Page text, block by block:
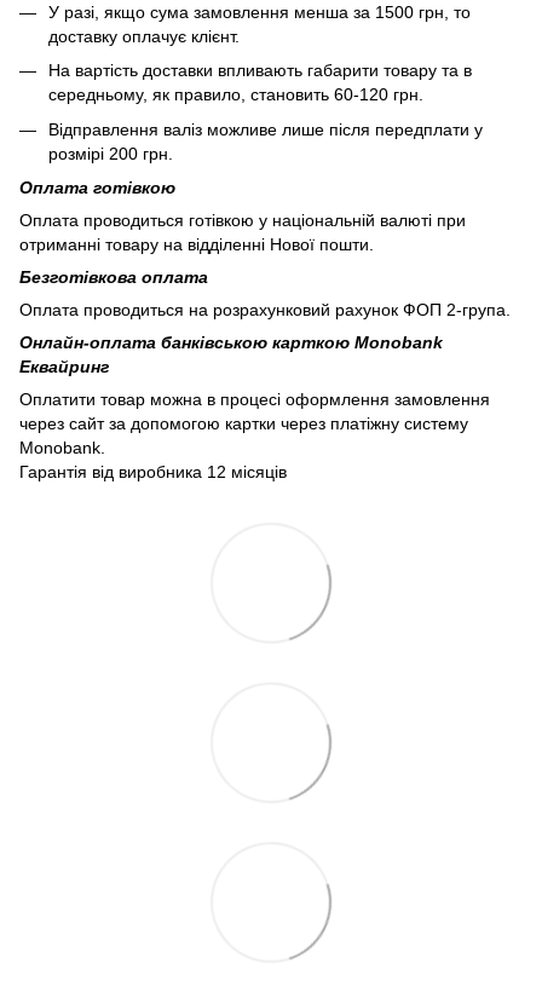
У разі, якщо сума замовлення менша за 1500 грн, то
доставку оплачує клієнт.
На вартість доставки впливають габарити товару та в
середньому, як правило, становить 60-120 грн.
Відправлення валіз можливе лише після передплати у
розмірі 200 грн.
Оплата готівкою
Оплата проводиться готівкою у національній валюті при
отриманні товару на відділенні Нової пошти.
Безготівкова оплата
Оплата проводиться на розрахунковий рахунок ФОП 2-група.
Онлайн-оплата банківською карткою Monobank
Еквайринг
Оплатити товар можна в процесі оформлення замовлення
через сайт за допомогою картки через платіжну систему
Monobank.
Гарантія від виробника 12 місяців